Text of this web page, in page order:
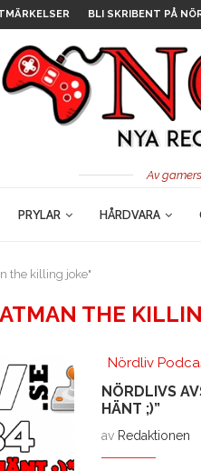
BLI SKRIBENT PÅ
Av
PRYLAR HÅRDVARA
the killing joke"
THE
Nördliv
NÖRDLIVS
HÄNT ;)”
av Redaktionen